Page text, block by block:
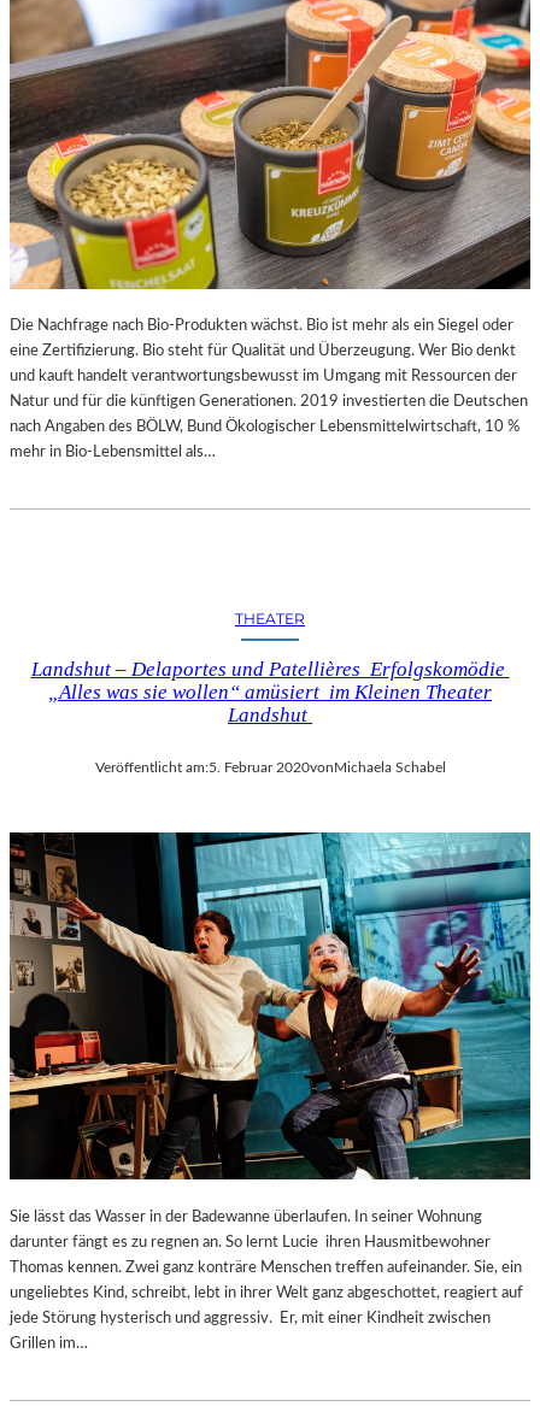
Die Nachfrage nach Bio-Produkten wächst. Bio ist mehr als ein Siegel oder
eine Zertifizierung. Bio steht für Qualität und Überzeugung. Wer Bio denkt
und kauft handelt verantwortungsbewusst im Umgang mit Ressourcen der
Natur und für die künftigen Generationen. 2019 investierten die Deutschen
nach Angaben des BÖLW, Bund Ökologischer Lebensmittelwirtschaft, 10 %
mehr in Bio-Lebensmittel als…
THEATER
Landshut – Delaportes und Patellières Erfolgskomödie
„Alles was sie wollen“ amüsiert im Kleinen Theater
Landshut
Veröffentlicht am:5. Februar 2020von Michaela Schabel
Sie lässt das Wasser in der Badewanne überlaufen. In seiner Wohnung
darunter fängt es zu regnen an. So lernt Lucie ihren Hausmitbewohner
Thomas kennen. Zwei ganz konträre Menschen treffen aufeinander. Sie, ein
ungeliebtes Kind, schreibt, lebt in ihrer Welt ganz abgeschottet, reagiert auf
jede Störung hysterisch und aggressiv. Er, mit einer Kindheit zwischen
Grillen im…